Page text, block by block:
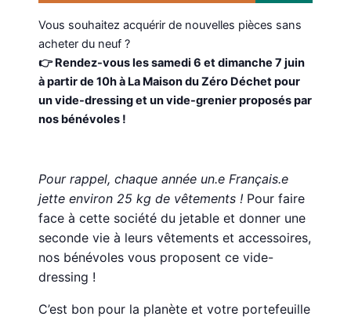
Vous souhaitez acquérir de nouvelles pièces sans
acheter du neuf ?
👉 Rendez-vous les samedi 6 et dimanche 7 juin
à partir de 10h à La Maison du Zéro Déchet pour
un vide-dressing et un vide-grenier proposés par
nos bénévoles !
Pour rappel, chaque année un.e Français.e
jette environ 25 kg de vêtements ! Pour faire
face à cette société du jetable et donner une
seconde vie à leurs vêtements et accessoires,
nos bénévoles vous proposent ce vide-
dressing !
C’est bon pour la planète et votre portefeuille